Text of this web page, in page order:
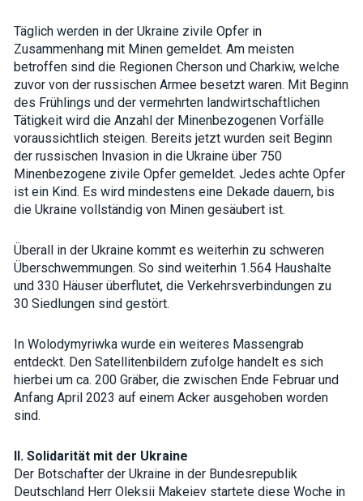
Täglich werden in der Ukraine zivile Opfer in
Zusammenhang mit Minen gemeldet. Am meisten
betroffen sind die Regionen Cherson und Charkiw, welche
zuvor von der russischen Armee besetzt waren. Mit Beginn
des Frühlings und der vermehrten landwirtschaftlichen
Tätigkeit wird die Anzahl der Minenbezogenen Vorfälle
voraussichtlich steigen. Bereits jetzt wurden seit Beginn
der russischen Invasion in die Ukraine über 750
Minenbezogene zivile Opfer gemeldet. Jedes achte Opfer
ist ein Kind. Es wird mindestens eine Dekade dauern, bis
die Ukraine vollständig von Minen gesäubert ist.
Überall in der Ukraine kommt es weiterhin zu schweren
Überschwemmungen. So sind weiterhin 1.564 Haushalte
und 330 Häuser überflutet, die Verkehrsverbindungen zu
30 Siedlungen sind gestört.
In Wolodymyriwka wurde ein weiteres Massengrab
entdeckt. Den Satellitenbildern zufolge handelt es sich
hierbei um ca. 200 Gräber, die zwischen Ende Februar und
Anfang April 2023 auf einem Acker ausgehoben worden
sind.
II. Solidarität mit der Ukraine
Der Botschafter der Ukraine in der Bundesrepublik
Deutschland Herr Oleksii Makeiev startete diese Woche in
will
disappear
website.
Marketing
By sharing
your
interests and
behavior as
you visit our
site, you
increase the
personalized
content and
offers.